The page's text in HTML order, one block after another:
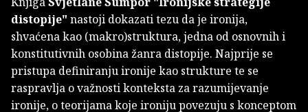
distopije" nastoji dokazati tezu da je ironija,
shvaćena kao (makro)struktura, jedna od osnovnih i
konstitutivnih osobina žanra distopije. Najprije se
pristupa definiranju ironije kao strukture te se
raspravlja o važnosti konteksta za razumijevanje
ironije, o teorijama koje ironiju povezuju s konceptom